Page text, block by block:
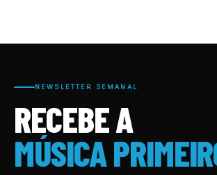
NEWSLETTER SEMANAL
RECEBE A
MÚSICA